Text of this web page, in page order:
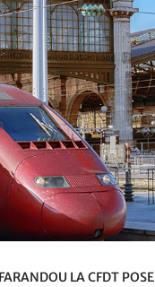
LA CFDT